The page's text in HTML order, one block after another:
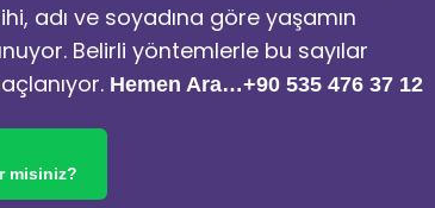
adı ve soyadına göre yaşamın
Belirli yöntemlerle bu sayılar
Hemen Ara…+90 535 476 37 12
misiniz?